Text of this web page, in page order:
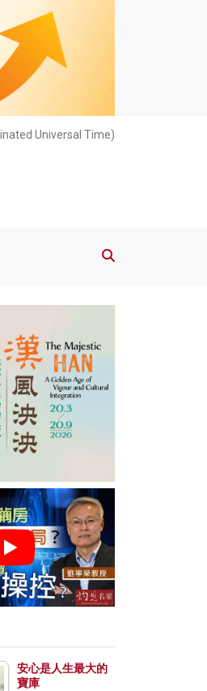
Universal Time)
安心是人生最大的
寶庫